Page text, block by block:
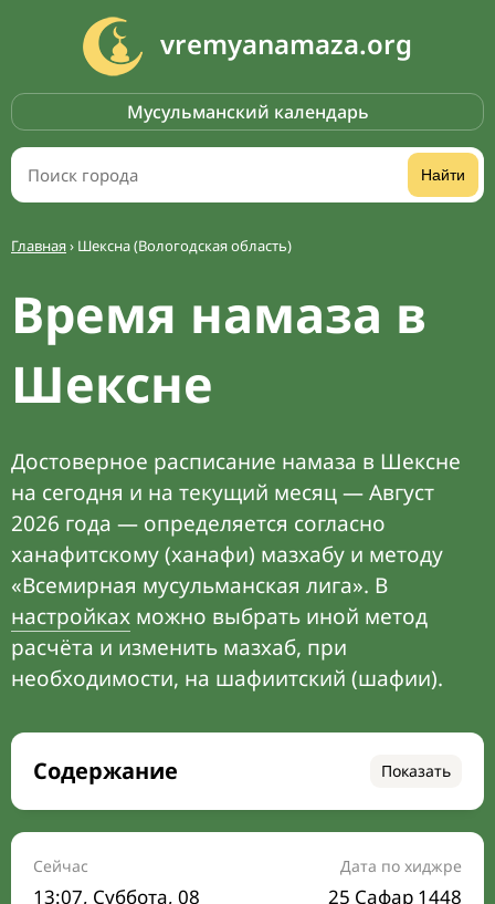
vremyanamaza.org
Мусульманский календарь
Найти
Главная› Шексна (Вологодская область)
Время намаза в
Шексне
Достоверное расписание намаза в Шексне
на сегодня и на текущий месяц — Август
2026 года — определяется согласно
ханафитскому (ханафи) мазхабу и методу
«Всемирная мусульманская лига». В
настройках можно выбрать иной метод
расчёта и изменить мазхаб, при
необходимости, на шафиитский (шафии).
Содержание Показать
Время намаза на сегодня
Расписание на месяц
Сейчас
13:07, Суббота, 08
Дата по хиджре
25 Сафар 1448